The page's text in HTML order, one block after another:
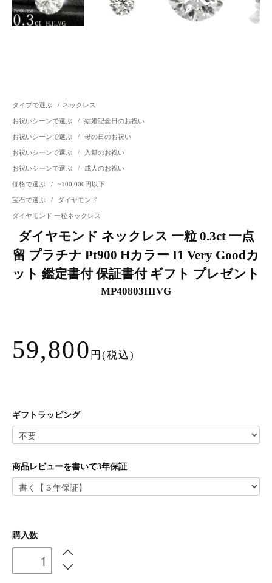
タイプで選ぶ / ネックレス
お祝いシーンで選ぶ / 結婚記念日のお祝い
お祝いシーンで選ぶ / 母の日のお祝い
お祝いシーンで選ぶ / 入籍のお祝い
お祝いシーンで選ぶ / 成人のお祝い
価格で選ぶ / ~100,000円以下
宝石で選ぶ / ダイヤモンド
ダイヤモンド 一粒ネックレス
ダイヤモンド ネックレス 一粒 0.3ct 一点
留 プラチナ Pt900 Hカラー I1 Very Goodカ
ット 鑑定書付 保証書付 ギフト プレゼント
MP40803HIVG
59,800 円(税込)
ギフトラッピング
商品レビューを書いて3年保証
購入数